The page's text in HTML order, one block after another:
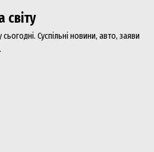
світу
сьогодні. Суспільні новини, авто, заяви